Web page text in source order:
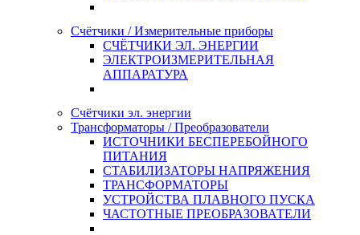
Счётчики / Измерительные приборы
СЧЁТЧИКИ ЭЛ. ЭНЕРГИИ
ЭЛЕКТРОИЗМЕРИТЕЛЬНАЯ
АППАРАТУРА
Счётчики эл. энергии
Трансформаторы / Преобразователи
ИСТОЧНИКИ БЕСПЕРЕБОЙНОГО
ПИТАНИЯ
СТАБИЛИЗАТОРЫ НАПРЯЖЕНИЯ
ТРАНСФОРМАТОРЫ
УСТРОЙСТВА ПЛАВНОГО ПУСКА
ЧАСТОТНЫЕ ПРЕОБРАЗОВАТЕЛИ